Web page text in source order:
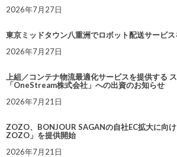
2026年7月27日
東京ミッドタウン八重洲でロボット配送サービ
2026年7月27日
上組／コンテナ物流最適化サービスを提供する
「OneStream株式会社」への出資のお知らせ
2026年7月21日
ZOZO、BONJOUR SAGANの自社EC拡大に向
ZOZO」を提供開始
2026年7月21日